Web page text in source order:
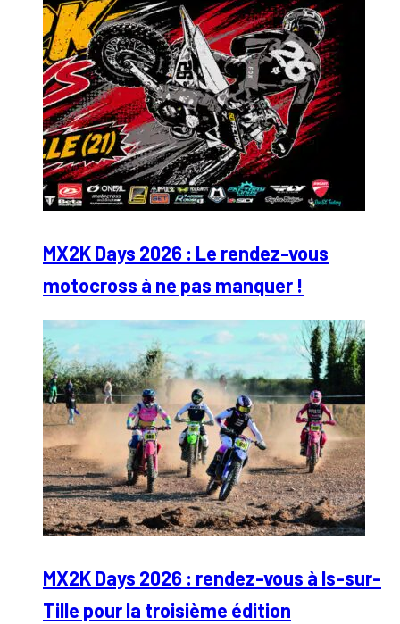
MX2K Days 2026 : Le rendez-vous
motocross à ne pas manquer !
MX2K Days 2026 : rendez-vous à Is-sur-
Tille pour la troisième édition